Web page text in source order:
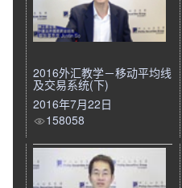
2016外汇教学－移动平均线
及交易系统(下)
2016年7月22日
158058